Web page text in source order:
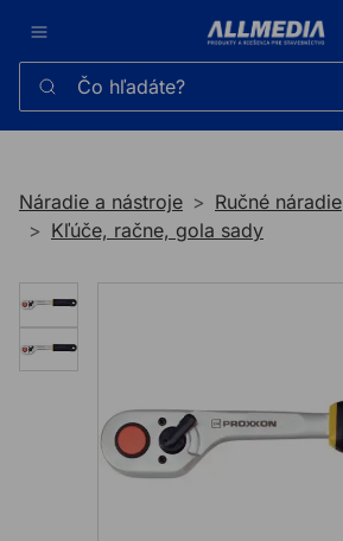
Čo hľadáte?
Náradie a nástroje
Ručné náradie
Kľúče, račne, gola sady